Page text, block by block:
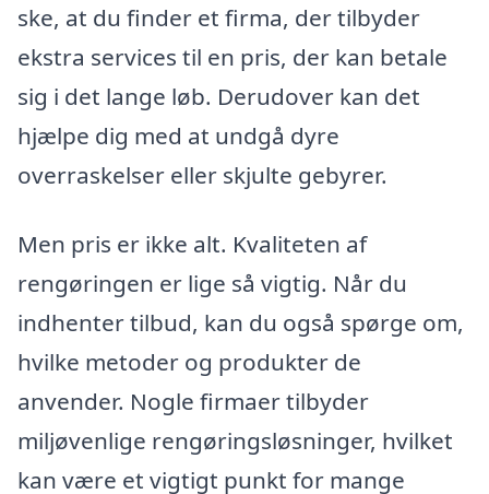
ske, at du finder et firma, der tilbyder
ekstra services til en pris, der kan betale
sig i det lange løb. Derudover kan det
hjælpe dig med at undgå dyre
overraskelser eller skjulte gebyrer.
Men pris er ikke alt. Kvaliteten af
rengøringen er lige så vigtig. Når du
indhenter tilbud, kan du også spørge om,
hvilke metoder og produkter de
anvender. Nogle firmaer tilbyder
miljøvenlige rengøringsløsninger, hvilket
kan være et vigtigt punkt for mange